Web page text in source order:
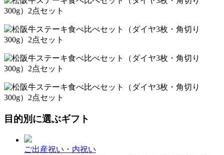
目的別に選ぶギフト
ご出産祝い・内祝い